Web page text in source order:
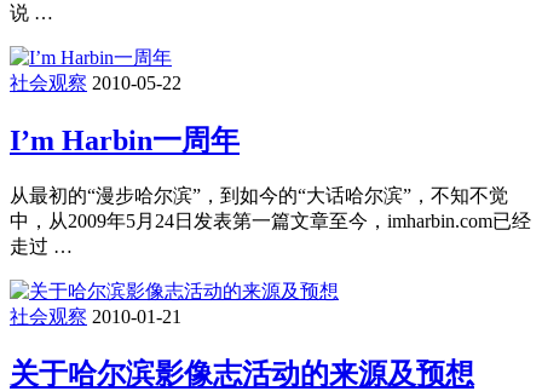
说 …
社会观察 2010-05-22
I’m Harbin一周年
从最初的“漫步哈尔滨”，到如今的“大话哈尔滨”，不知不觉
中，从2009年5月24日发表第一篇文章至今，imharbin.com已经
走过 …
社会观察 2010-01-21
关于哈尔滨影像志活动的来源及预想